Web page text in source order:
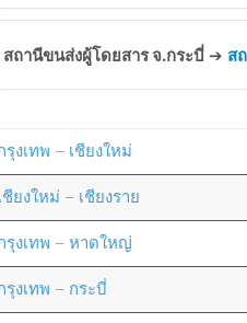
สถานีขนส่งผู้โดยสาร จ.กระบี่➔ ส
รุงเทพ – เชียงใหม่
ชียงใหม่ – เชียงราย
รุงเทพ – หาดใหญ่
รุงเทพ – กระบี่